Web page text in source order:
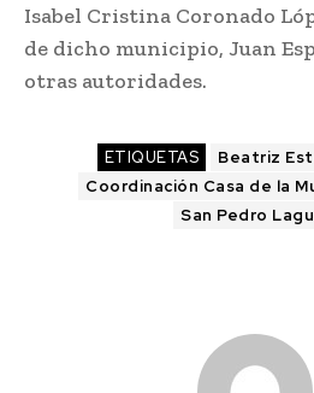
Isabel Cristina Coronado
de dicho municipio, Juan
otras autoridades.
ETIQUETAS
Beatriz
Coordinación Casa de la
San Pedro